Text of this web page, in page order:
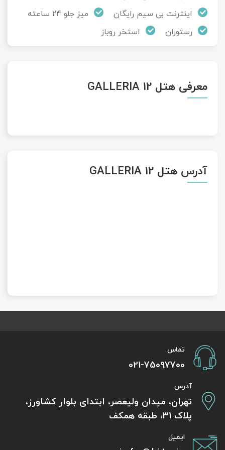
اینترنت بی سیم رایگان
میز جلو 24 ساعته
رستوران
استخر روباز
معرفی هتل GALLERIA 12
آدرس هتل GALLERIA 12
تماس
021-75097700
آدرس
تهران، میدان ولیعصر، ابتدای بلوار کشاورز،
پلاک 31، طبقه همکف
ایمیل